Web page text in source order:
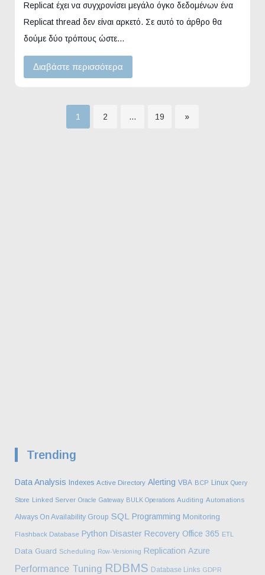
Replicat έχει να συγχρονίσει μεγάλο όγκο δεδομένων ένα
Replicat thread δεν είναι αρκετό. Σε αυτό το άρθρο θα
δούμε δύο τρόπους ώστε…
Διαβάστε περισσότερα
Σελιδοποίηση
Σελίδα
1 Σελίδα
2 … Σελίδα
19 »
Trending
Data Analysis Indexes Active Directory Alerting VBA BCP Linux Query
Store Linked Server Oracle Gateway BULK Operations Auditing Automations
Always On Availability Group SQL Programming Monitoring
Flashback Database Python Disaster Recovery Office 365 ETL
Data Guard Scheduling Row-Versioning Replication Azure
Performance Tuning RDBMS Database Links GDPR